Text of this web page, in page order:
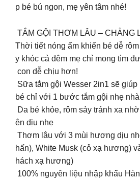
p bé bú ngon, mẹ yên tâm nhé!
TẮM GỘI THƠM LÂU – CHẲNG
Thời tiết nóng ẩm khiến bé dễ
y khóc cả đêm mẹ chỉ mong tìm
con dễ chịu hơn!
Sữa tắm gội Wesser 2in1 sẽ
bé chỉ với 1 bước tắm gội nhẹ
Da bé khỏe, rôm sảy tránh xa
ên dịu nhẹ
Thơm lâu với 3 mùi hương dịu
hấn), White Musk (cỏ xạ hương)
hách xạ hương)
100% nguyên liệu nhập khẩu